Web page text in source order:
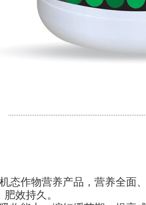
态作物营养产品，营养全面
效持久。